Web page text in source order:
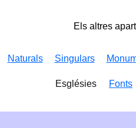
Els altres
Naturals Singulars
Esglésies Fonts